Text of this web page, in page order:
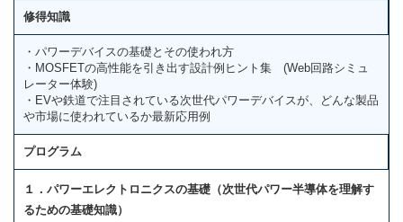
修得知識
・パワーデバイスの基礎とその使われ方
・MOSFETの高性能を引き出す設計例ヒント集 (Web回路シミュ
レーター体験)
・EVや鉄道で注目されている次世代パワーデバイスが、どんな製品
や市場に使われているか最新応用例
プログラム
１．パワーエレクトロニクスの基礎（次世代パワー半導体を理解す
るための基礎知識）